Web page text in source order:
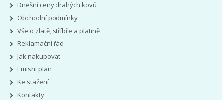
Dnešní ceny drahých kovů
Obchodní podmínky
Vše o zlatě, stříbře a platině
Reklamační řád
Jak nakupovat
Emisní plán
Ke stažení
Kontakty